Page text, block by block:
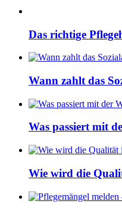
Das richtige
Wann zahlt das
Was passiert mit
Wie wird die